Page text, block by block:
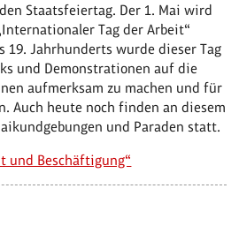
Staatsfeiertag. Der 1. Mai wird
Tag der Arbeit“
19. Jahrhunderts wurde dieser Tag
und Demonstrationen auf die
aufmerksam zu machen und für
Auch heute noch finden an diesem
und Paraden statt.
und Beschäftigung“